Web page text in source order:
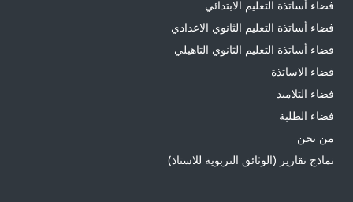
فضاء أساتذة التعليم الابتدائي
فضاء أساتذة التعليم الثانوي الاعدادي
فضاء أساتذة التعليم الثانوي التاهيلي
فضاء الاساتذة
فضاء التلاميذ
فضاء الطلبة
من نحن
نماذج تقارير (الوثائق التربوية للاستاذ)